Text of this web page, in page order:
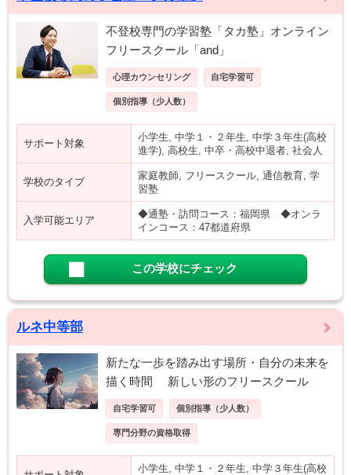
不登校専門の学習塾「タカ塾」オンライン
フリースクール「and」
心理カウンセリング 自宅学習可
個別指導（少人数）
サポート対象
小学生, 中学１・２年生, 中学３年生(高校
進学), 高校生, 中卒・高校中退者, 社会人
学校のタイプ
家庭教師, フリースクール, 通信教育, 学
習塾
入学可能エリア
◆通塾・訪問コース：福岡県 ◆オンラ
インコース：47都道府県
この学校にチェック
ルネ中等部
新たな一歩を踏み出す場所・自分の未来を
描く時間 新しい形のフリースクール
自宅学習可 個別指導（少人数）
専門分野の資格取得
小学生, 中学１・２年生, 中学３年生(高校